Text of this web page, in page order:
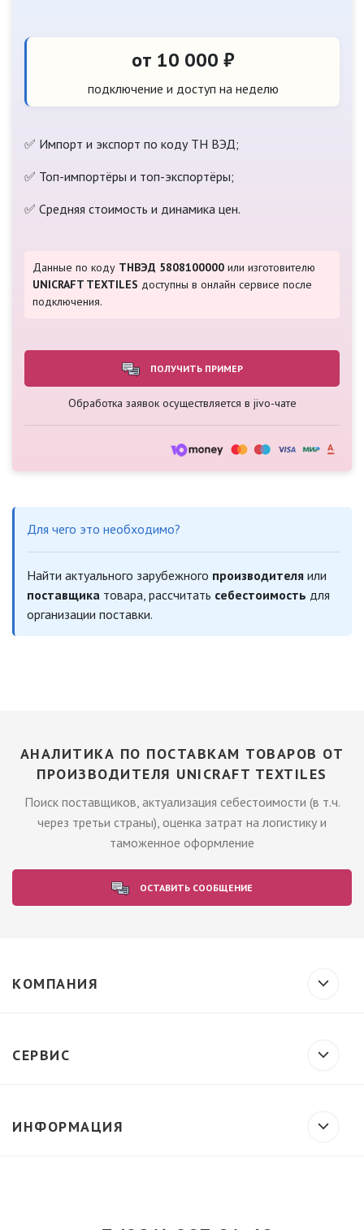
от 10 000 ₽
подключение и доступ на неделю
✅ Импорт и экспорт по коду ТН ВЭД;
✅ Топ-импортёры и топ-экспортёры;
✅ Средняя стоимость и динамика цен.
Данные по коду ТНВЭД 5808100000 или изготовителю
UNICRAFT TEXTILES доступны в онлайн сервисе после
подключения.
ПОЛУЧИТЬ ПРИМЕР
Обработка заявок осуществляется в jivo-чате
Для чего это необходимо?
Найти актуального зарубежного производителя или
поставщика товара, рассчитать себестоимость для
организации поставки.
АНАЛИТИКА ПО ПОСТАВКАМ ТОВАРОВ ОТ
ПРОИЗВОДИТЕЛЯ UNICRAFT TEXTILES
Поиск поставщиков, актуализация себестоимости (в т.ч.
через третьи страны), оценка затрат на логистику и
таможенное оформление
ОСТАВИТЬ СООБЩЕНИЕ
КОМПАНИЯ
СЕРВИС
ИНФОРМАЦИЯ